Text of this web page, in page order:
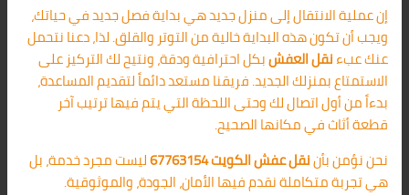
إن عملية الانتقال إلى منزل جديد هي بداية فصل جديد في حياتك،
ويجب أن تكون هذه البداية خالية من التوتر والقلق. لذا، دعنا نتحمل
عنك عبءنقل العفشبكل احترافية ودقة، ونتيح لك التركيز على
الاستمتاع بمنزلك الجديد. فريقنا مستعد دائماً لتقديم المساعدة،
بدءاً من أول اتصال لك وحتى اللحظة التي يتم فيها ترتيب آخر
قطعة أثاث في مكانها الصحيح.
نحن نؤمن بأننقل عفش الكويت 67763154
ليست مجرد خدمة، بل
هي تجربة متكاملة نقدم فيها الأمان، الجودة، والموثوقية.